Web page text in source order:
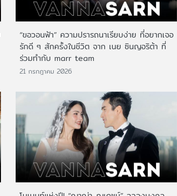
“ขอวอนฟ้า” ความปรารถนาเรียบง่าย ที่อยากเจอ
รักดี ๆ สักครั้งในชีวิต จาก เนย ซินญอริต้า ที่
ร่วมทำกับ marr team
21 กรกฎาคม 2026